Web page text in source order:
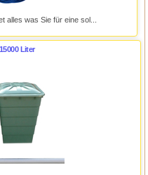
alles was Sie für eine sol...
Liter